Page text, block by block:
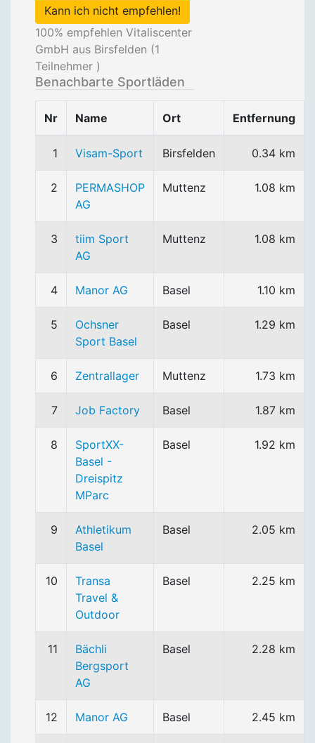
Kann ich nicht empfehlen!
100% empfehlen Vitaliscenter
GmbH aus Birsfelden (1
Teilnehmer )
Benachbarte Sportläden
Nr Name Ort Entfernung
1 Visam-Sport Birsfelden 0.34 km
2
PERMASHOP
AG
Muttenz 1.08 km
3
tiim Sport
AG
Muttenz 1.08 km
4 Manor AG Basel 1.10 km
5
Ochsner
Sport Basel
Basel 1.29 km
6 Zentrallager Muttenz 1.73 km
7 Job Factory Basel 1.87 km
8
SportXX-
Basel -
Dreispitz
MParc
Basel 1.92 km
9
Athletikum
Basel
Basel 2.05 km
10
Transa
Travel &
Outdoor
Basel 2.25 km
11
Bächli
Bergsport
AG
Basel 2.28 km
12 Manor AG Basel 2.45 km